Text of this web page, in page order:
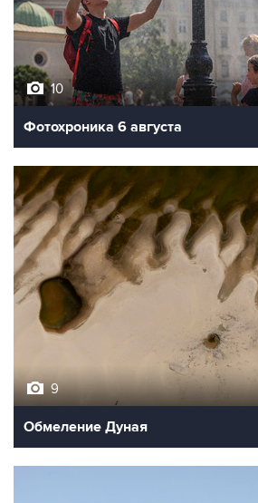
10
Фотохроника 6 августа
9
Обмеление Дуная